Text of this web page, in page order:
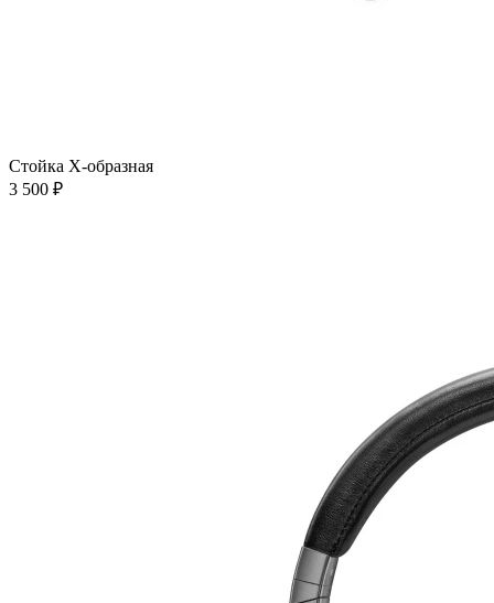
Стойка Х-образная
3 500 ₽